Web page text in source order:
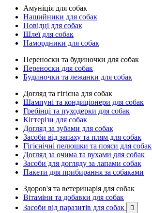
Амуніція для собак
Нашийники для собак
Повідці для собак
Шлеї для собак
Намордники для собак
Переноски та будиночки для собак
Переноски для собак
Будиночки та лежанки для собак
Догляд та гігієна для собак
Шампуні та кондиціонери для собак
Гребінці та пуходерки для собак
Кігтерізи для собак
Догляд за зубами для собак
Засоби від запаху та плям для собак
Гігієнічні пелюшки та пояси для собак
Догляд за очима та вухами для собак
Засоби для догляду за лапами собак
Пакети для прибирання за собаками
Здоров'я та ветеринарія для собак
Вітаміни та добавки для собак
Засоби від паразитів для собак
